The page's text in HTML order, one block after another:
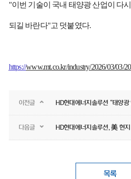
"이번 기술이 국내 태양광 산업이 다
되길 바란다"고 덧붙였다.
https://www.mt.co.kr/industry/2026/03/03/
이전글 HD현대에너지솔루션 “태양광 인
다음글 HD현대에너지솔루션, 美 현지
목록